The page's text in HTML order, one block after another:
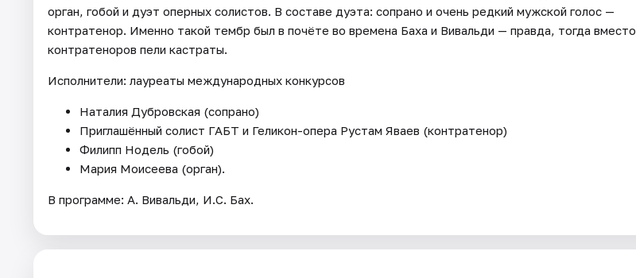
орган, гобой и дуэт оперных солистов. В составе дуэта: сопрано и очень редкий мужской голос —
контратенор. Именно такой тембр был в почёте во времена Баха и Вивальди — правда, тогда вместо
контратеноров пели кастраты.
Исполнители: лауреаты международных конкурсов
Наталия Дубровская (сопрано)
Приглашённый солист ГАБТ и Геликон-опера Рустам Яваев (контратенор)
Филипп Нодель (гобой)
Мария Моисеева (орган).
В программе: А. Вивальди, И.С. Бах.